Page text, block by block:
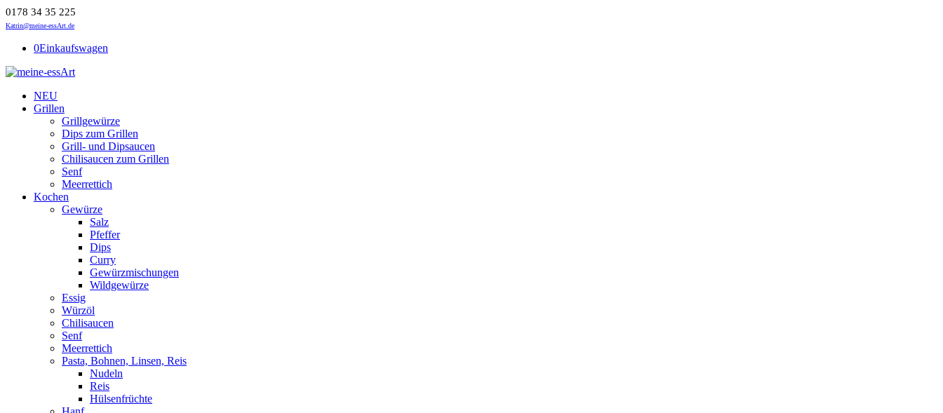
0178 34 35 225
Katrin@meine-essArt.de
0Einkaufswagen
NEU
Grillen
Grillgewürze
Dips zum Grillen
Grill- und Dipsaucen
Chilisaucen zum Grillen
Senf
Meerrettich
Kochen
Gewürze
Salz
Pfeffer
Dips
Curry
Gewürzmischungen
Wildgewürze
Essig
Würzöl
Chilisaucen
Senf
Meerrettich
Pasta, Bohnen, Linsen, Reis
Nudeln
Reis
Hülsenfrüchte